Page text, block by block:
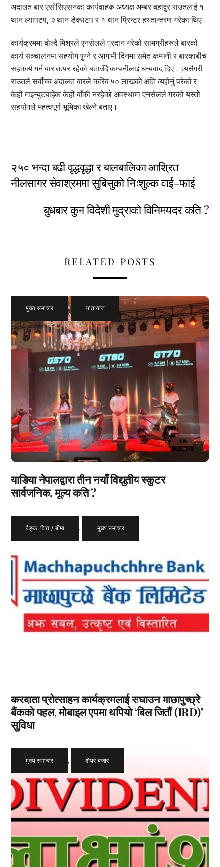
अदालत बार एसोसिएसनका कार्यवाहक अध्यक्ष अम्बर बहादुर राउतलाई १
थान ल्यापटप, २ थान डेक्सटप र १ थान प्रिन्टर हस्तान्तरण गरेका थिए।
कार्यक्रममा बोल्दै मिश्रले एनसेलले प्रदान गरेको सामग्रीहरुले बारको
कार्य सञ्चालनमा सहयोग पुग्ने र आगामी दिनमा समेत कम्पनी र बारकाबीच
सहकार्य गर्न बार तत्पर रहेको बताउँदै कम्पनीलाई धन्यवाद दिए। त्यसैगरी
राउतले सर्वोच्च अदालत बारले करिब ५० लाखको क्षति व्यहोर्नु परेको र
केही माइन्युटबाहेक केही बाँकी नरहेको अवस्थामा एनसेलले गरको यस्तो
सहयोगले महत्वपूर्ण भूमिका खेल्ने बताए।
२५० भन्दा बढी वृद्धवृद्धा र बालबालिका आश्रित
नीलसागर सेवाश्रममा सुबिसुको निःशुल्क वाई-फाई
बुधबार कुन विदेशी मुद्राको विनिमयदर कति ?
RELATED POSTS
मुख्य समाचार , यातायात
याडिया नेपालद्वारा तीन नयाँ विद्युतीय स्कुटर
सार्वजनिक, मूल्य कति ?
बैङ्क–वित्त / बीमा , मुख्य समाचार
करदाता प्रोत्साहन कार्यक्रमलाई सघाउन माछापुच्छ्रे
बैंकको पहल, मोबाइल एपमा थपियो ‘बिल जितौं (IRD)’
सुविधा
मुख्य समाचार , शेयर बजार